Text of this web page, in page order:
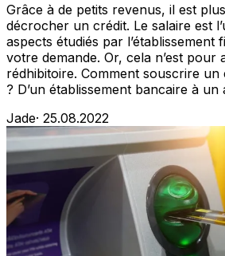
Grâce à de petits revenus, il est
décrocher un crédit. Le salaire est
aspects étudiés par l’établissement
votre demande. Or, cela n’est pour
rédhibitoire. Comment souscrire
? D’un établissement bancaire à un
Jade· 25.08.2022